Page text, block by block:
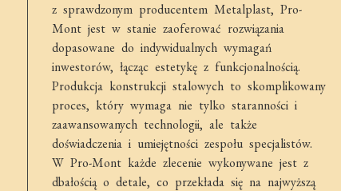
z sprawdzonym producentem Metalplast, Pro-
Mont jest w stanie zaoferować rozwiązania
dopasowane do indywidualnych wymagań
inwestorów, łącząc estetykę z funkcjonalnością.
Produkcja konstrukcji stalowych to skomplikowany
proces, który wymaga nie tylko staranności i
zaawansowanych technologii, ale także
doświadczenia i umiejętności zespołu specjalistów.
W Pro-Mont każde zlecenie wykonywane jest z
dbałością o detale, co przekłada się na najwyższą